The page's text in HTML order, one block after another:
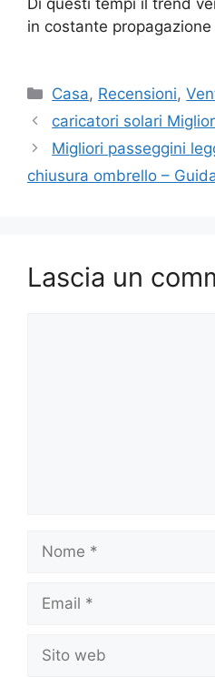
Di questi tempi il trend
in costante
Categorie
Casa, Recensioni,
caricatori solari
Migliori passeggini
chiusura ombrello –
Lascia un
web